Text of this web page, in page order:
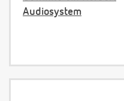
Audiosystem